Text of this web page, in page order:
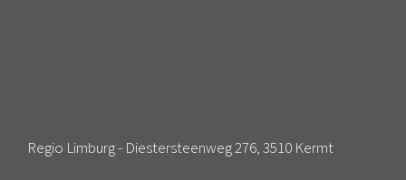
Regio Limburg - Diestersteenweg 276, 3510 Kermt